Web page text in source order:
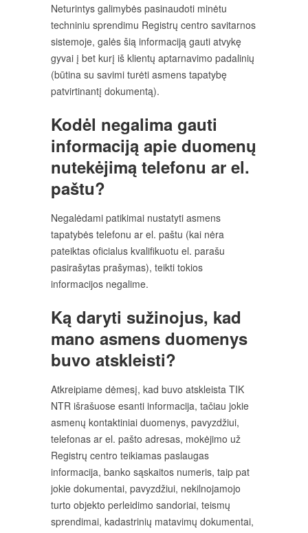
Neturintys galimybės pasinaudoti minėtu
techniniu sprendimu Registrų centro savitarnos
sistemoje, galės šią informaciją gauti atvykę
gyvai į bet kurį iš klientų aptarnavimo padalinių
(būtina su savimi turėti asmens tapatybę
patvirtinantį dokumentą).
Kodėl negalima gauti
informaciją apie duomenų
nutekėjimą telefonu ar el.
paštu?
Negalėdami patikimai nustatyti asmens
tapatybės telefonu ar el. paštu (kai nėra
pateiktas oficialus kvalifikuotu el. parašu
pasirašytas prašymas), teikti tokios
informacijos negalime.
Ką daryti sužinojus, kad
mano asmens duomenys
buvo atskleisti?
Atkreipiame dėmesį, kad buvo atskleista TIK
NTR išrašuose esanti informacija, tačiau jokie
asmenų kontaktiniai duomenys, pavyzdžiui,
telefonas ar el. pašto adresas, mokėjimo už
Registrų centro teikiamas paslaugas
informacija, banko sąskaitos numeris, taip pat
jokie dokumentai, pavyzdžiui, nekilnojamojo
turto objekto perleidimo sandoriai, teismų
sprendimai, kadastrinių matavimų dokumentai,